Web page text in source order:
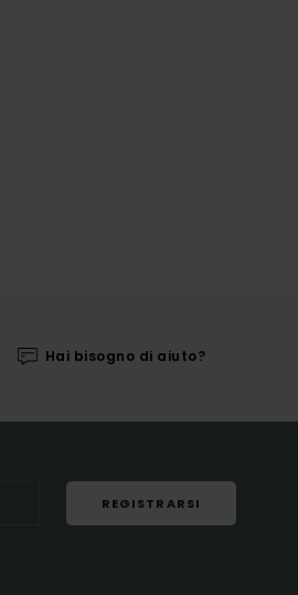
Hai bisogno di aiuto?
REGISTRARSI